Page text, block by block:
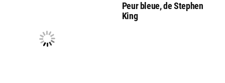
Peur bleue, de Stephen
King